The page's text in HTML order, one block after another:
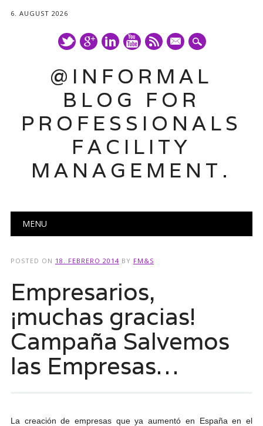
6. AUGUST 2026
mail
@INFORMAL
BLOG FOR
PROFESSIONALS
FACILITY
MANAGEMENT.
Main menu
MENU
POSTED ON 18. FEBRERO 2014 BY FM&S
Empresarios,
¡muchas gracias!
Campaña Salvemos
las Empresas…
La creación de empresas que ya aumentó en España en el